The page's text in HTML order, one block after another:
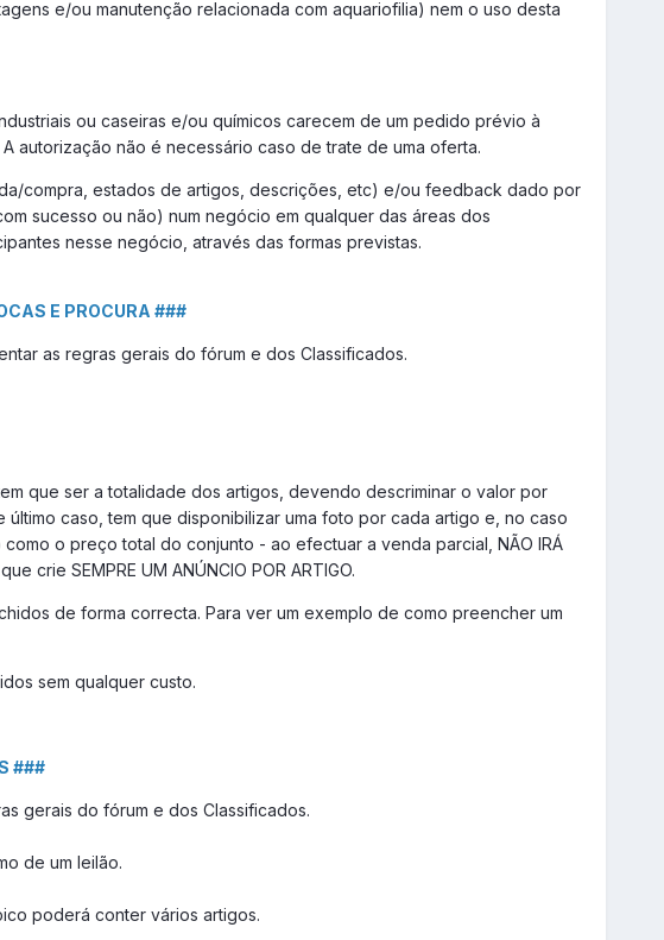
e/ou manutenção relacionada com aquariofilia) nem o uso desta
ou caseiras e/ou químicos carecem de um pedido prévio à
autorização não é necessário caso de trate de uma oferta.
compra, estados de artigos, descrições, etc) e/ou feedback dado por
sucesso ou não) num negócio em qualquer das áreas dos
nesse negócio, através das formas previstas.
E PROCURA ###
as regras gerais do fórum e dos Classificados.
que ser a totalidade dos artigos, devendo descriminar o valor por
caso, tem que disponibilizar uma foto por cada artigo e, no caso
o preço total do conjunto - ao efectuar a venda parcial, NÃO IRÁ
crie SEMPRE UM ANÚNCIO POR ARTIGO.
de forma correcta. Para ver um exemplo de como preencher um
sem qualquer custo.
###
gerais do fórum e dos Classificados.
de um leilão.
poderá conter vários artigos.